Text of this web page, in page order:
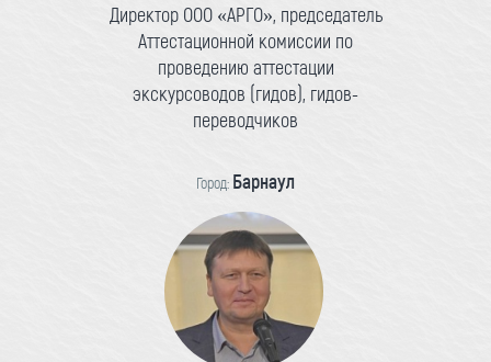
Директор ООО «АРГО», председатель
Аттестационной комиссии по
проведению аттестации
экскурсоводов (гидов), гидов-
переводчиков
Город: Барнаул